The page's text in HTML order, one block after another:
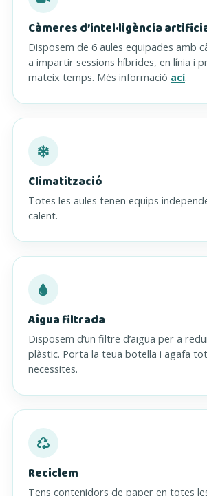
Càmeres d’intel·ligència
Disposem de 6 aules equipades amb
a impartir sessions híbrides, en línia i
mateix temps. Més informació ací.
Climatització
Totes les aules tenen equips
calent.
Aigua filtrada
Disposem d’un filtre d’aigua per a
plàstic. Porta la teua botella i agafa
necessites.
Reciclem
Tens contenidors de paper en totes